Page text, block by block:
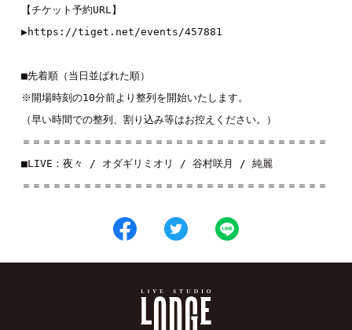
【チケット予約URL】
▶︎https://tiget.net/events/457881
■先着順（当日並ばれた順）
※開場時刻の10分前より整列を開始いたします。
（早い時間での整列、割り込み等はお控えください。）
＝＝＝＝＝＝＝＝＝＝＝＝＝＝＝＝＝＝＝＝＝＝＝＝＝＝＝＝＝＝
■LIVE： 夜々 / オダギリミオリ / 谷村咲月 / 純麗
＝＝＝＝＝＝＝＝＝＝＝＝＝＝＝＝＝＝＝＝＝＝＝＝＝＝＝＝＝＝